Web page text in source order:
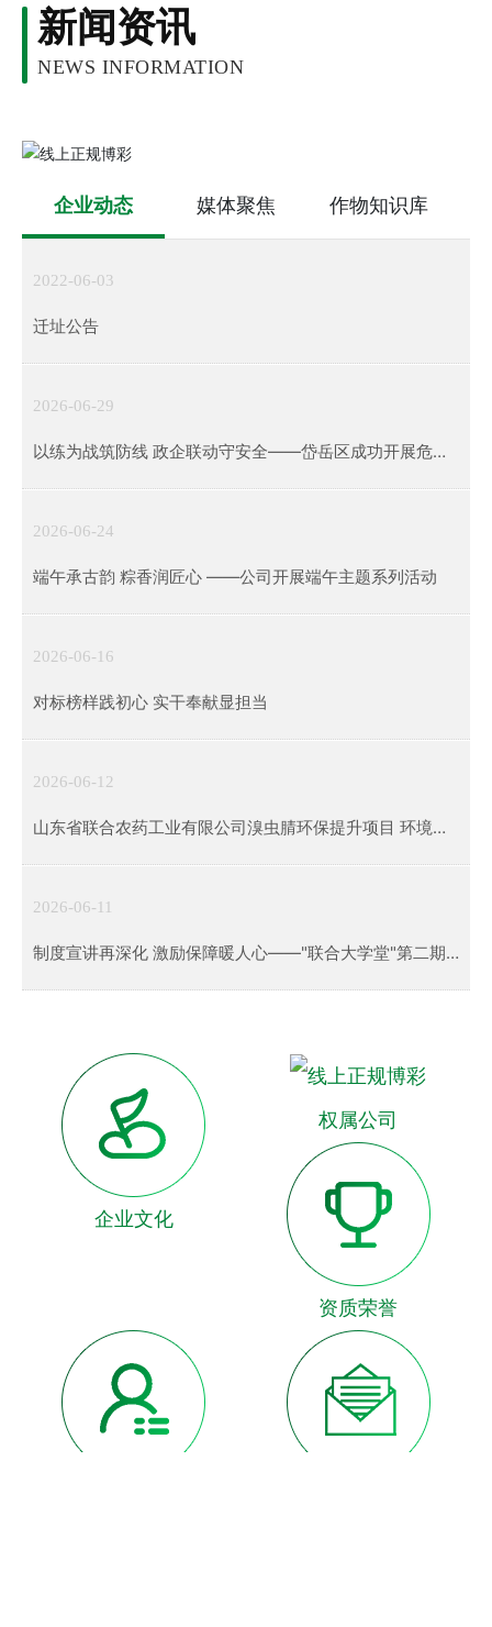
新闻资讯
NEWS INFORMATION
企业动态 媒体聚焦 作物知识库
2022-06-03
迁址公告
2026-06-29
以练为战筑防线 政企联动守安全——岱岳区成功开展危险
化学品泄漏综合应急演练
2026-06-24
端午承古韵 粽香润匠心 ——公司开展端午主题系列活动
2026-06-16
对标榜样践初心 实干奉献显担当
2026-06-12
山东省联合农药工业有限公司溴虫腈环保提升项目 环境影
响评价第二次公示
2026-06-11
制度宣讲再深化 激励保障暖人心——"联合大学堂"第二期
制度培训圆满举行
企业文化
权属公司
资质荣誉